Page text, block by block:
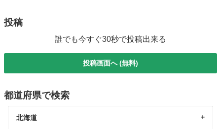
投稿
誰でも今すぐ30秒で投稿出来る
投稿画面へ (無料)
都道府県で検索
北海道